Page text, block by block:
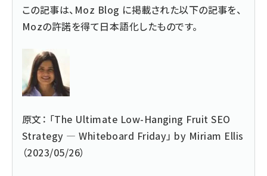
この記事は、 Moz Blog に掲載された以下の記事を、
Mozの許諾を得て日本語化したものです。
原文： 「The Ultimate Low-Hanging Fruit SEO
Strategy — Whiteboard Friday」 by Miriam Ellis
（2023/05/26）